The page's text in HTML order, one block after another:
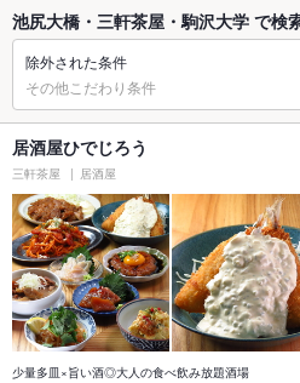
池尻大橋・三軒茶屋・駒沢大学 で検
除外された条件
その他こだわり条件
居酒屋ひでじろう
三軒茶屋 居酒屋
少量多皿×旨い酒◎大人の食べ飲み放題酒場